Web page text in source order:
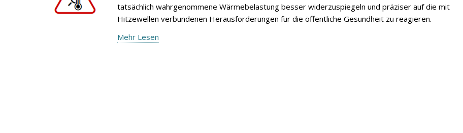
tatsächlich wahrgenommene Wärmebelastung besser widerzuspiegeln und präziser auf die mit
Hitzewellen verbundenen Herausforderungen für die öffentliche Gesundheit zu reagieren.
Mehr Lesen